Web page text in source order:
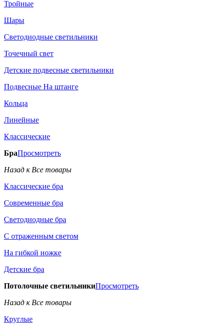
Тройные
Шары
Светодиодные светильники
Точечный свет
Детские подвесные светильники
Подвесные На штанге
Кольца
Линейные
Классические
БраПросмотреть
Назад к Все товары
Классические бра
Современные бра
Светодиодные бра
С отраженным светом
На гибкой ножке
Детские бра
Потолочные светильникиПросмотреть
Назад к Все товары
Круглые